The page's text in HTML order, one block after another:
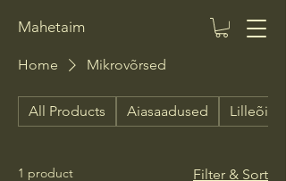
Mahetaim
Home Mikrovõrsed
All Products Aiasaadused Lilleõied
1 product Filter & Sort